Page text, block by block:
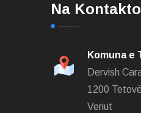
Na
Komuna e
Dervish
1200
Veriut